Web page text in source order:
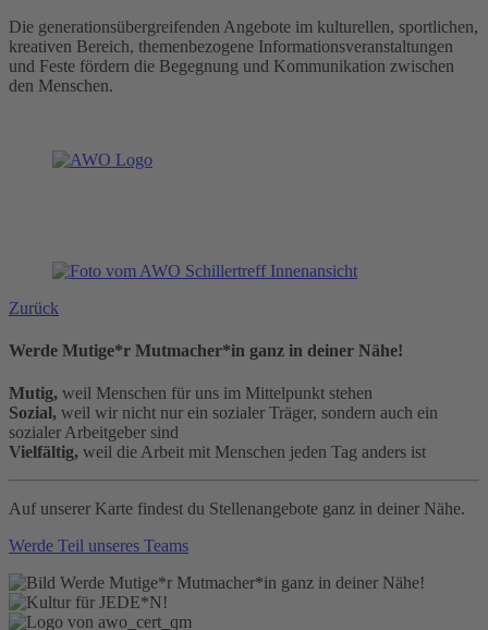
Die generationsübergreifenden Angebote im kulturellen, sportlichen,
kreativen Bereich, themenbezogene Informationsveranstaltungen
und Feste fördern die Begegnung und Kommunikation zwischen
den Menschen.
Zurück
Werde Mutige*r Mutmacher*in ganz in deiner Nähe!
Mutig, weil Menschen für uns im Mittelpunkt stehen
Sozial, weil wir nicht nur ein sozialer Träger, sondern auch ein
sozialer Arbeitgeber sind
Vielfältig, weil die Arbeit mit Menschen jeden Tag anders ist
Auf unserer Karte findest du Stellenangebote ganz in deiner Nähe.
Werde Teil unseres Teams